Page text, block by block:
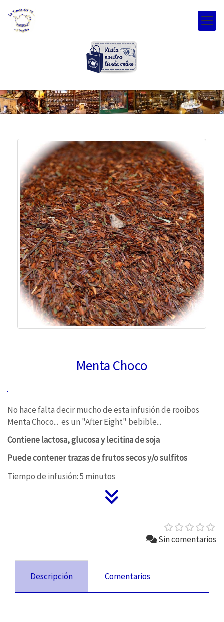
Menta Choco
No hace falta decir mucho de esta infusión de rooibos
Menta Choco... es un "After Eight" bebible...
Contiene lactosa, glucosa y lecitina de soja
Puede contener trazas de frutos secos y/o sulfitos
Tiempo de infusión: 5 minutos
Sin comentarios
Descripción Comentarios